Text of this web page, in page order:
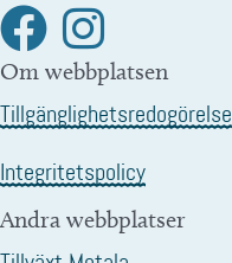
Om webbplatsen
Tillgänglighetsredogörelse
Integritetspolicy
Andra webbplatser